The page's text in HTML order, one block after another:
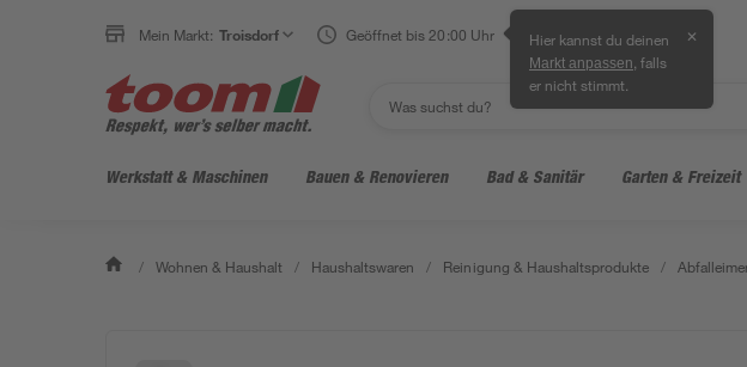
Mein Markt: Troisdorf Geöffnet bis 20:00 Uhr Hier kannst du deinen
Markt anpassen , falls
er nicht stimmt.
✕
Werkstatt & Maschinen Bauen & Renovieren Bad & Sanitär Garten & Freizeit
/ Wohnen & Haushalt / Haushaltswaren / Reinigung & Haushaltsprodukte /